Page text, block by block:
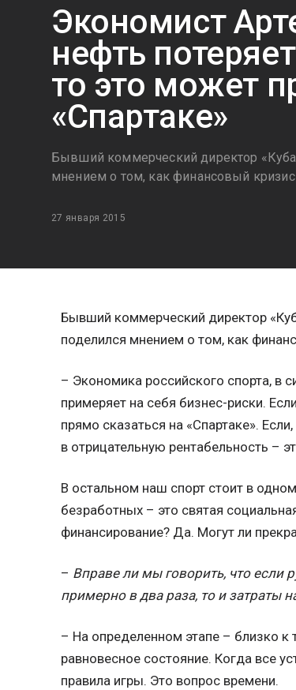
Экономист
нефть
то это может
«Спартаке»
Бывший коммерческий директор
мнением о том, как финансовый кризис
27 января 2015
Бывший коммерческий директор
поделился мнением о том, как
– Экономика российского спорта, в
примеряет на себя бизнес-риски.
прямо сказаться на «Спартаке».
в отрицательную рентабельность –
В остальном наш спорт стоит в
безработных – это святая
финансирование? Да. Могут ли
– Вправе ли мы говорить, что если
примерно в два раза, то и затраты
– На определенном этапе – близко к
равновесное состояние. Когда все
правила игры. Это вопрос времени.